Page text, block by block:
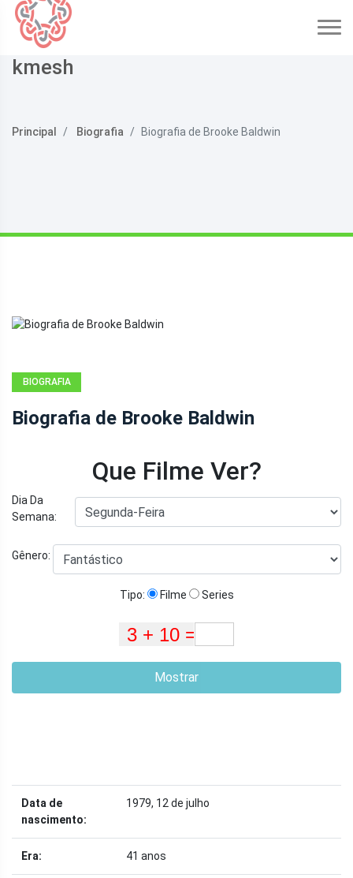
kmesh
Principal Biografia Biografia de Brooke Baldwin
BIOGRAFIA
Biografia de Brooke Baldwin
Que Filme Ver?
Dia Da
Semana:
Gênero:
Tipo: Filme Series
Mostrar
Data de
nascimento:
1979, 12 de julho
Era: 41 anos